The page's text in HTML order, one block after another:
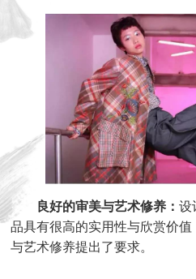
良好的审美与艺术修养：设
品具有很高的实用性与欣赏价
与艺术修养提出了要求。